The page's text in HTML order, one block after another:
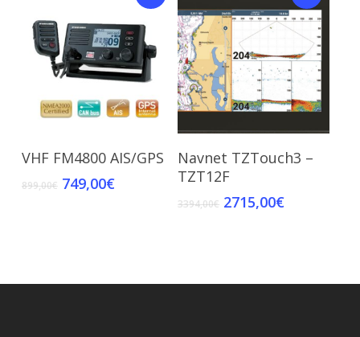
Add To Cart
VHF FM4800 AIS/GPS
899,00€ 749,00€
Read More
Navnet TZTouch3 –
TZT12F
3394,00€ 2715,00€